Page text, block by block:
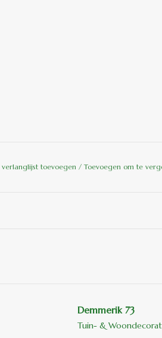
verlanglijst toevoegen / Toevoegen om te
Demmerik 73
Tuin- &